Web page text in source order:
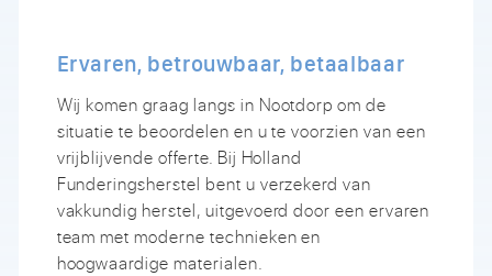
Ervaren, betrouwbaar, betaalbaar
Wij komen graag langs in Nootdorp om de
situatie te beoordelen en u te voorzien van een
vrijblijvende offerte. Bij Holland
Funderingsherstel bent u verzekerd van
vakkundig herstel, uitgevoerd door een ervaren
team met moderne technieken en
hoogwaardige materialen.